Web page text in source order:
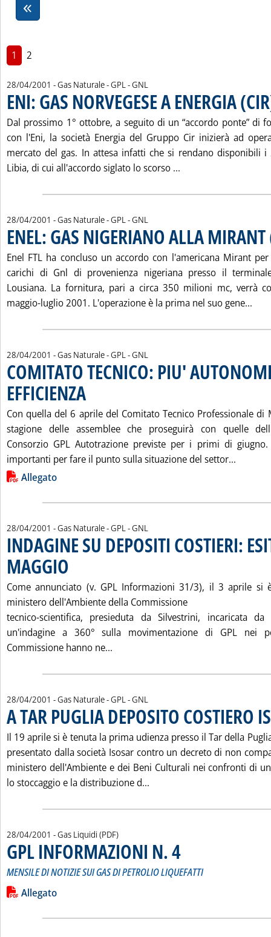
1 2
28/04/2001 - Gas Naturale - GPL - GNL
ENI: GAS NORVEGESE A ENERGIA
Dal prossimo 1° ottobre, a seguito di un “accordo ponte” di
con l'Eni, la società Energia del Gruppo Cir inizierà ad
mercato del gas. In attesa infatti che si rendano disponibili
Libia, di cui all'accordo siglato lo scorso ...
28/04/2001 - Gas Naturale - GPL - GNL
ENEL: GAS NIGERIANO ALLA
Enel FTL ha concluso un accordo con l'americana Mirant
carichi di Gnl di provenienza nigeriana presso il
Lousiana. La fornitura, pari a circa 350 milioni mc, verrà
maggio-luglio 2001. L'operazione è la prima nel suo gene...
28/04/2001 - Gas Naturale - GPL - GNL
COMITATO TECNICO: PIU'
EFFICIENZA
Con quella del 6 aprile del Comitato Tecnico Professionale di
stagione delle assemblee che proseguirà con quelle
Consorzio GPL Autotrazione previste per i primi di
importanti per fare il punto sulla situazione del settor...
Lista allegati PDF alla notizia
Allegato
28/04/2001 - Gas Naturale - GPL - GNL
INDAGINE SU DEPOSITI COSTIERI:
MAGGIO
Come annunciato (v. GPL Informazioni 31/3), il 3 aprile si
ministero dell'Ambiente della Commissione
tecnico-scientifica, presieduta da Silvestrini, incaricata
un'indagine a 360° sulla movimentazione di GPL nei
Commissione hanno ne...
28/04/2001 - Gas Naturale - GPL - GNL
A TAR PUGLIA DEPOSITO COSTIERO
Il 19 aprile si è tenuta la prima udienza presso il Tar della
presentato dalla società Isosar contro un decreto di non
ministero dell'Ambiente e dei Beni Culturali nei confronti di
lo stoccaggio e la distribuzione d...
28/04/2001 - Gas Liquidi (PDF)
GPL INFORMAZIONI N. 4
MENSILE DI NOTIZIE SUI GAS DI PETROLIO LIQUEFATTI
Leggi tutta la notizia: 'GPL INFORMAZIONI N. 4'
Lista allegati PDF alla notizia
Allegato